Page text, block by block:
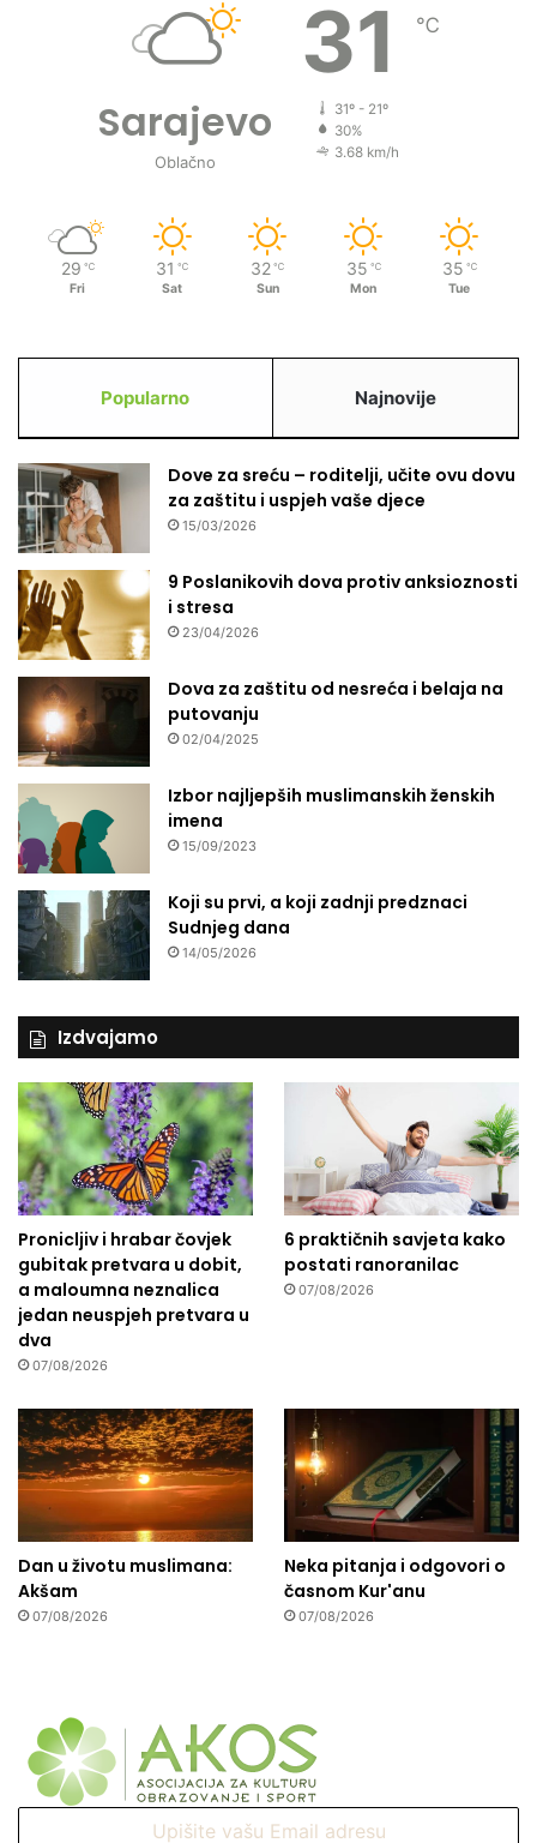
Sarajevo
Oblačno
31 ℃
31º - 21º
30%
3.68 km/h
29 ℃
Fri
31 ℃
Sat
32 ℃
Sun
35 ℃
Mon
35 ℃
Tue
Popularno Najnovije
Dove za sreću – roditelji, učite ovu dovu
za zaštitu i uspjeh vaše djece
15/03/2026
9 Poslanikovih dova protiv anksioznosti
i stresa
23/04/2026
Dova za zaštitu od nesreća i belaja na
putovanju
02/04/2025
Izbor najljepših muslimanskih ženskih
imena
15/09/2023
Koji su prvi, a koji zadnji predznaci
Sudnjeg dana
14/05/2026
Izdvajamo
Pronicljiv i hrabar čovjek
gubitak pretvara u dobit,
a maloumna neznalica
jedan neuspjeh pretvara u
dva
07/08/2026
6 praktičnih savjeta kako
postati ranoranilac
07/08/2026
Dan u životu muslimana:
Akšam
07/08/2026
Neka pitanja i odgovori o
časnom Kur'anu
07/08/2026